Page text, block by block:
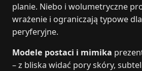
planie. Niebo i wolumetryczne
wrażenie i ograniczają typowe
peryferyjne.
Modele postaci i mimika
– z bliska widać pory skóry,